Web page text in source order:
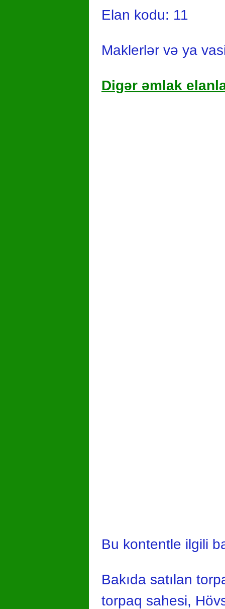
Elan kodu: 11
Maklerlər və ya
Digər əmlak
Bu kontentle ilgili
Bakıda satılan
torpaq sahesi,